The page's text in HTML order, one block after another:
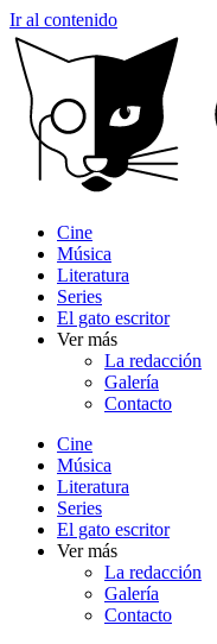
Ir al contenido
Cine
Música
Literatura
Series
El gato escritor
Ver más
La redacción
Galería
Contacto
Cine
Música
Literatura
Series
El gato escritor
Ver más
La redacción
Galería
Contacto